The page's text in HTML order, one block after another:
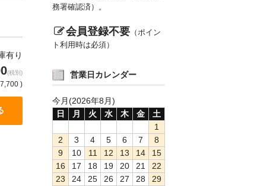
有り
(税別)
)
務署確認済）。
会員登録不要 （ポイン
ト利用時は必須）
営業日カレンダー
今月(2026年8月)
日
月 火 水 木 金
土
1
2
3 4 5 6 7
8
9
10 11 12 13 14
15
16
17 18 19 20 21
22
23
24 25 26 27 28
29